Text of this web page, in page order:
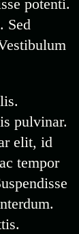
potenti.
Sed
pulvinar.
elit, id
tempor